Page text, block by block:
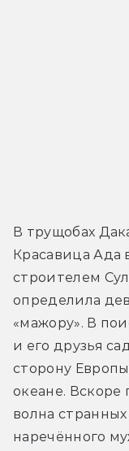
В трущобах
Красавица Ада
строителем
определила
«мажору». В
и его друзья
сторону
океане. Вскоре
волна
наречённого